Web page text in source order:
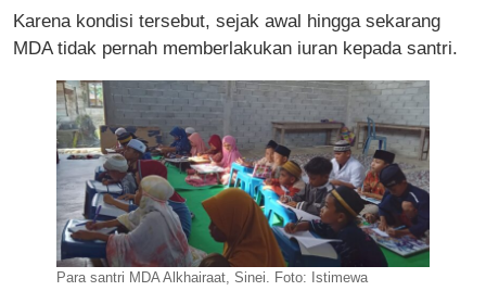
Karena kondisi tersebut, sejak awal hingga sekarang
MDA tidak pernah memberlakukan iuran kepada santri.
Para santri MDA Alkhairaat, Sinei. Foto: Istimewa